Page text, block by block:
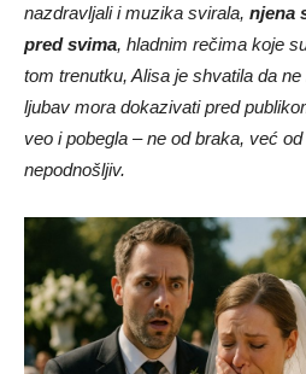
nazdravljali i muzika svirala, njena
pred svima, hladnim rečima koje
tom trenutku, Alisa je shvatila da
ljubav mora dokazivati pred
veo i pobegla – ne od braka, već
nepodnošljiv.